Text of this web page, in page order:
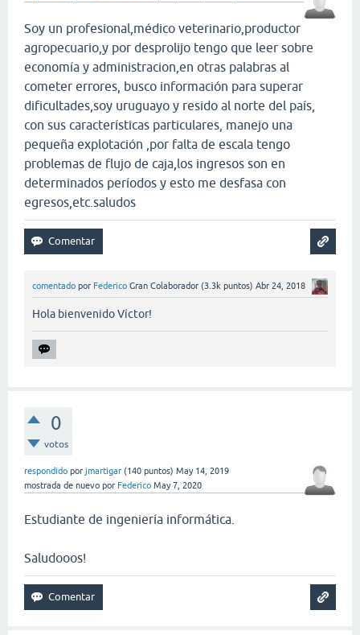
Soy un profesional,médico veterinario,productor
agropecuario,y por desprolijo tengo que leer sobre
economía y administracion,en otras palabras al
cometer errores, busco información para superar
dificultades,soy uruguayo y resido al norte del país,
con sus características particulares, manejo una
pequeña explotación ,por falta de escala tengo
problemas de flujo de caja,los ingresos son en
determinados períodos y esto me desfasa con
egresos,etc.saludos
comentado por Federico Gran Colaborador (3.3k puntos) Abr 24, 2018
Hola bienvenido Víctor!
0
votos
respondido por jmartigar (140 puntos) May 14, 2019
mostrada de nuevo por Federico May 7, 2020
Estudiante de ingeniería informática.
Saludooos!